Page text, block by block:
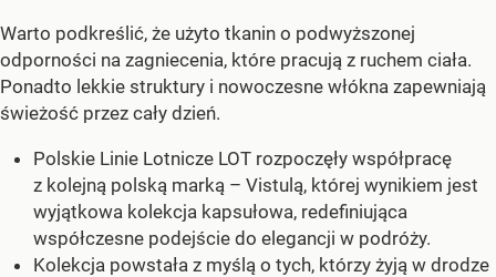
Warto podkreślić, że użyto tkanin o podwyższonej
odporności na zagniecenia, które pracują z ruchem ciała.
Ponadto lekkie struktury i nowoczesne włókna zapewniają
świeżość przez cały dzień.
Polskie Linie Lotnicze LOT rozpoczęły współpracę
z kolejną polską marką – Vistulą, której wynikiem jest
wyjątkowa kolekcja kapsułowa, redefiniująca
współczesne podejście do elegancji w podróży.
Kolekcja powstała z myślą o tych, którzy żyją w drodze